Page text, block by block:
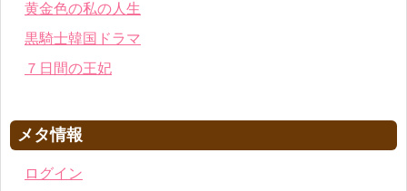
黄金色の私の人生
黒騎士韓国ドラマ
７日間の王妃
メタ情報
ログイン